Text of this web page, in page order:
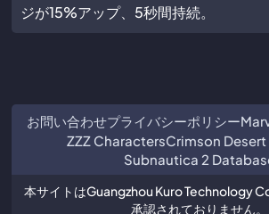
ジが15%アップ、5秒間持続。
お問い合わせプライバシーポリシー
ZZZ CharactersCrimson
Subnautica 2
本サイトはGuangzhou Kuro Technology
承認されておりません。